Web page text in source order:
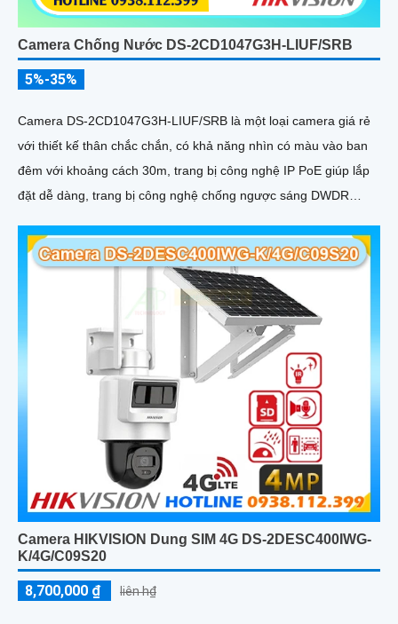
Camera Chống Nước DS-2CD1047G3H-LIUF/SRB
5%-35%
Camera DS-2CD1047G3H-LIUF/SRB là một loại camera giá rẻ
với thiết kế thân chắc chắn, có khả năng nhìn có màu vào ban
đêm với khoảng cách 30m, trang bị công nghệ IP PoE giúp lắp
đặt dễ dàng, trang bị công nghệ chống ngược sáng DWDR
Camera HIKVISION Dung SIM 4G DS-2DESC400IWG-
K/4G/C09S20
8,700,000 ₫ liên h₫